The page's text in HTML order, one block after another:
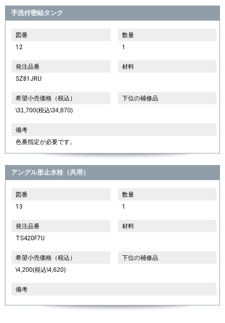
手洗付密結タンク
図番
12
数量
1
発注品番
SZ81JRU
材料
希望小売価格（税込）
\31,700(税込\34,870)
下位の補修品
備考
色番指定が必要です。
アングル形止水栓（共用）
図番
13
数量
1
発注品番
TS420F7U
材料
希望小売価格（税込）
\4,200(税込\4,620)
下位の補修品
備考